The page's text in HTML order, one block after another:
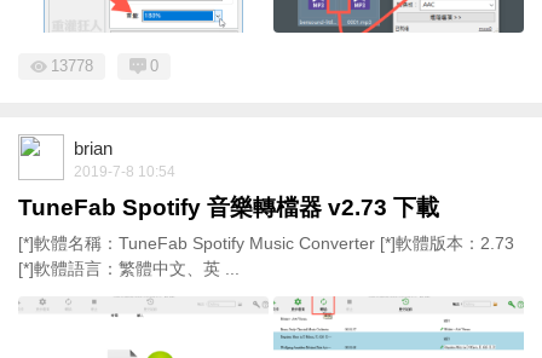
13778 0
brian
2019-7-8 10:54
TuneFab Spotify 音樂轉檔器 v2.73 下載
[*]軟體名稱：TuneFab Spotify Music Converter [*]軟體版本：2.73
[*]軟體語言：繁體中文、英 ...